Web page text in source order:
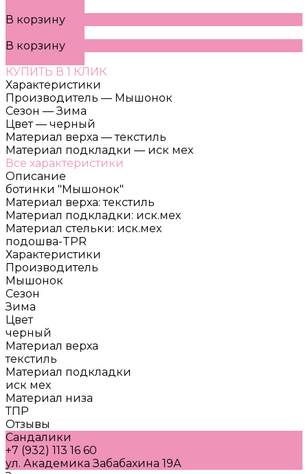
В корзину
В корзину
КУПИТЬ В 1 КЛИК
Характеристики
Производитель — Мышонок
Сезон — Зима
Цвет — черный
Материал верха — текстиль
Материал подкладки — иск мех
Все характеристики
Описание
ботинки "Мышонок"
Материал верха: текстиль
Материал подкладки: иск.мех
Материал стельки: иск.мех
подошва-TPR
Характеристики
Производитель
Мышонок
Сезон
Зима
Цвет
черный
Материал верха
текстиль
Материал подкладки
иск мех
Материал низа
ТПР
Отзывы
Сандалики
+7 (932) 113 16 60
ул. Академика Забабахина 19А